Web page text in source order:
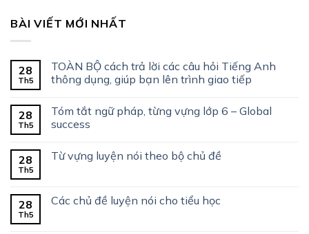
BÀI VIẾT MỚI NHẤT
28
Th5
TOÀN BỘ cách trả lời các câu hỏi Tiếng Anh
thông dụng, giúp bạn lên trình giao tiếp
28
Th5
Tóm tắt ngữ pháp, từng vựng lớp 6 – Global
success
28
Th5
Từ vựng luyện nói theo bộ chủ đề
28
Th5
Các chủ đề luyện nói cho tiểu học